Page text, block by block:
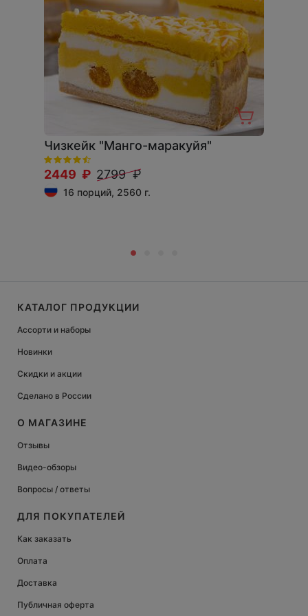
Чизкейк "Манго-маракуйя"
2449 ₽ 2799 ₽
16 порций, 2560 г.
КАТАЛОГ ПРОДУКЦИИ
Ассорти и наборы
Новинки
Скидки и акции
Сделано в России
О МАГАЗИНЕ
Отзывы
Видео-обзоры
Вопросы / ответы
ДЛЯ ПОКУПАТЕЛЕЙ
Как заказать
Оплата
Доставка
Публичная оферта